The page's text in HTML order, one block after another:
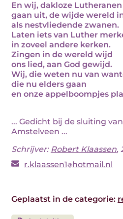
En wij, dakloze Lutheranen
gaan uit, de wijde wereld
als nestvliedende zwanen.
Laten iets van Luther
in zoveel andere kerken.
Zingen in de wereld wijd
ons lied, aan God gewijd.
Wij, die weten nu van
die nu elders gaan
en onze appelboompjes
... Gedicht bij de sluiting
Amstelveen ...
Schrijver: Robert Klaassen,
r.klaassen1 hotmail.nl
Geplaatst in de categorie: